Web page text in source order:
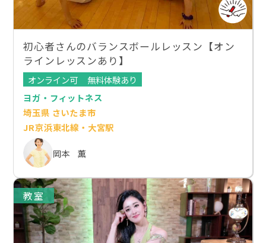
初心者さんのバランスボールレッスン【オン
ラインレッスンあり】
オンライン可
無料体験あり
ヨガ・フィットネス
埼玉県 さいたま市
JR京浜東北線・大宮駅
岡本 薫
教室